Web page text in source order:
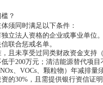
？
须同时满足以下条件：
立法人资格的企业或事业单位。
联合惩戒名单。
且未享受过同类财政资金支持
于200万元；清洁能源替代项目
、VOCs、颗粒物）年减排量
的30%，且需提供银行资信证明